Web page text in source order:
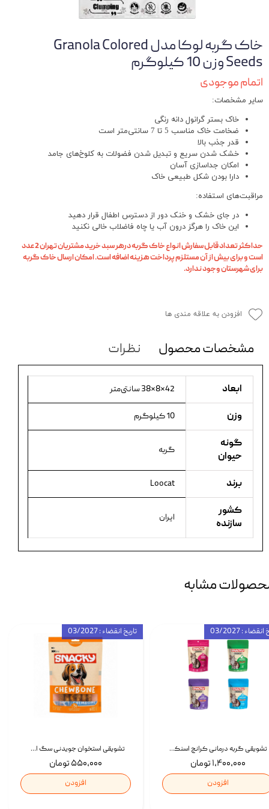
خاک گربه لوکا مدل Granola Colored
Seeds وزن 10 کیلوگرم
اتمام موجودی
سایر مشخصات:
خاک بستر گرانول دانه رنگی
ضخامت خاک مناسب 5 تا 7 سانتی‌متر است
قدر جذب بالا
خشک شدن سریع و تبدیل شدن فضولات به کلوخ‌های جامد
امکان جداسازی آسان
دارا بودن شکل طبیعی خاک
مراقبت‌های استفاده:
در جای خشک و خنک دور از دسترس اطفال قرار دهید
این خاک را هرگز درون آب یا چاه فاضلاب خالی نکنید
حداکثر تعداد قابل سفارش انواع خاک گربه درهر سبد خرید مشتریان تهران 2 عدد
است و برای بیش از آن مستلزم پرداخت هزینه اضافه است. امکان ارسال خاک گربه
برای شهرستان وجود ندارد.
افزودن به علاقه مندی ها
مشخصات محصول نظرات
ابعاد 42×8×38 سانتی‌متر
وزن 10 کیلوگرم
گونه
حیوان
گربه
برند Loocat
کشور
سازنده
ایران
مشابه
تشویقی استخوان جویدنی سگ اسنکی کرانچی با طعم مرغ Snacky Crunchy Munchy وزن 100 گرم
۵۵۰,۰۰۰ تومان
افزودن
تاریخ انقضاء : 03/2027
تشویقی گربه درمانی کرانچ اسنکی با طعم میکس Snacky Crunch Cat Treats وزن 60 گرم بسته 4 عددی
۱,۴۰۰,۰۰۰ تومان
افزودن
: 03/2027